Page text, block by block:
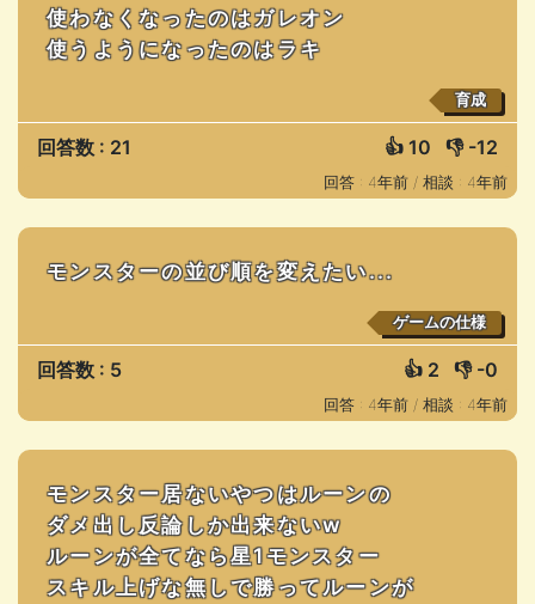
使わなくなったのはガレオン
使うようになったのはラキ
育成
回答数 : 21 👍 10 👎 -12
回答 : 4年前 / 相談 : 4年前
モンスターの並び順を変えたい...
ゲームの仕様
回答数 : 5 👍 2 👎 -0
回答 : 4年前 / 相談 : 4年前
モンスター居ないやつはルーンの
ダメ出し反論しか出来ないw
ルーンが全てなら星1モンスター
スキル上げな無しで勝ってルーンが